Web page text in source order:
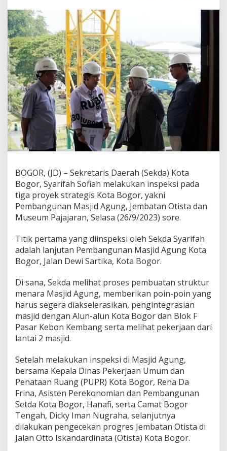
m
a
h
P
r
o
y
e
k
S
t
a
t
e
s
,
S
k
d
B
o
g
o
B
e
r
a
r
a
S
l
e
s
a
i
T
e
p
BOGOR, (JD) – Sekretaris Daerah (Sekda) Kota
Bogor, Syarifah Sofiah melakukan inspeksi pada
tiga proyek strategis Kota Bogor, yakni
Pembangunan Masjid Agung, Jembatan Otista dan
Museum Pajajaran, Selasa (26/9/2023) sore.
Titik pertama yang diinspeksi oleh Sekda Syarifah
adalah lanjutan Pembangunan Masjid Agung Kota
Bogor, Jalan Dewi Sartika, Kota Bogor.
Di sana, Sekda melihat proses pembuatan struktur
menara Masjid Agung, memberikan poin-poin yang
harus segera diakselerasikan, pengintegrasian
masjid dengan Alun-alun Kota Bogor dan Blok F
Pasar Kebon Kembang serta melihat pekerjaan dari
lantai 2 masjid.
Setelah melakukan inspeksi di Masjid Agung,
bersama Kepala Dinas Pekerjaan Umum dan
Penataan Ruang (PUPR) Kota Bogor, Rena Da
Frina, Asisten Perekonomian dan Pembangunan
Setda Kota Bogor, Hanafi, serta Camat Bogor
Tengah, Dicky Iman Nugraha, selanjutnya
dilakukan pengecekan progres Jembatan Otista di
Jalan Otto Iskandardinata (Otista) Kota Bogor.